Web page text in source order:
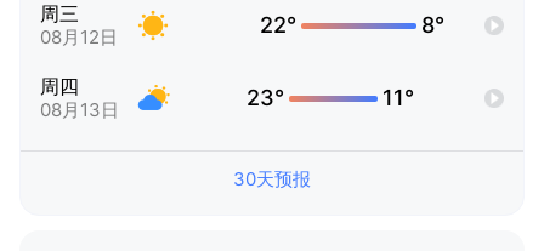
周三
08月12日 22° 8°
周四
08月13日 23° 11°
30天预报